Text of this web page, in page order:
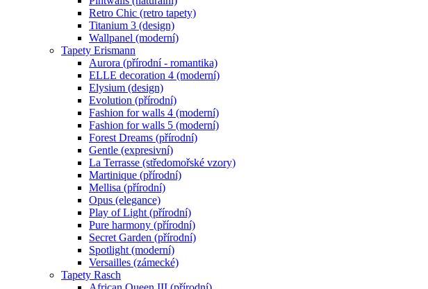
Retro Chic (retro tapety)
Titanium 3 (design)
Wallpanel (moderní)
Tapety Erismann
Aurora (přírodní - romantika)
ELLE decoration 4 (moderní)
Elysium (design)
Evolution (přírodní)
Fashion for walls 4 (moderní)
Fashion for walls 5 (moderní)
Forest Dreams (přírodní)
Gentle (expresivní)
La Terrasse (středomořské vzory)
Martinique (přírodní)
Mellisa (přírodní)
Opus (elegance)
Play of Light (přírodní)
Pure harmony (přírodní)
Secret Garden (přírodní)
Spotlight (moderní)
Versailles (zámecké)
Tapety Rasch